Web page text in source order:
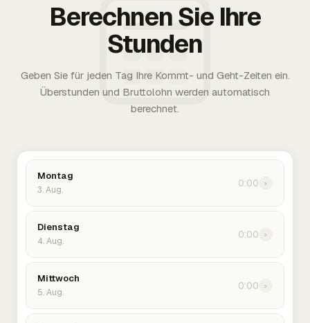
Berechnen Sie Ihre
Stunden
Geben Sie für jeden Tag Ihre Kommt- und Geht-Zeiten ein.
Überstunden und Bruttolohn werden automatisch
berechnet.
Montag
3. Aug.
0:00 ›
Dienstag
4. Aug.
0:00 ›
Mittwoch
5. Aug.
0:00 ›